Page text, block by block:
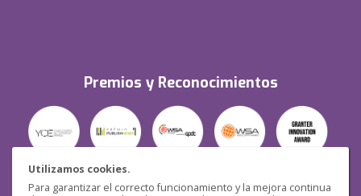
Utilizamos cookies.
Para garantizar el correcto funcionamiento y la mejora continua
Premios y Reconocimientos
Seguridad